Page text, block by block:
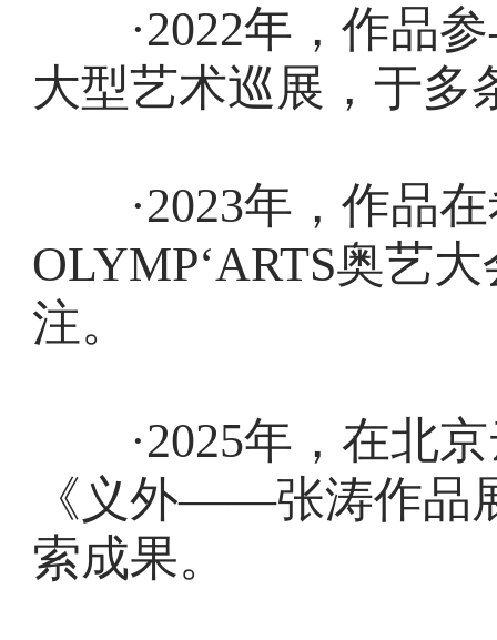
·2022年，作品参
大型艺术巡展，于多
·2023年，作品在
OLYMP‘ARTS奥艺
注。
·2025年，在北京
《义外——张涛作品
索成果。